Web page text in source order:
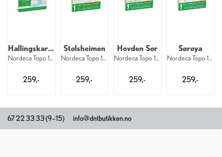
Hallingskarvet nasjonalpark
Nordeca Topo 1:50 000 3001
259,-
Stølsheimen
Nordeca Topo 1:50 000 3012
259,-
Hovden Sør
Nordeca Topo 1:50 000 3046
259,-
Sørøya
Nordeca Topo 1:50 000 3048
259,-
67 22 33 33 (9–15) info@dntbutikken.no